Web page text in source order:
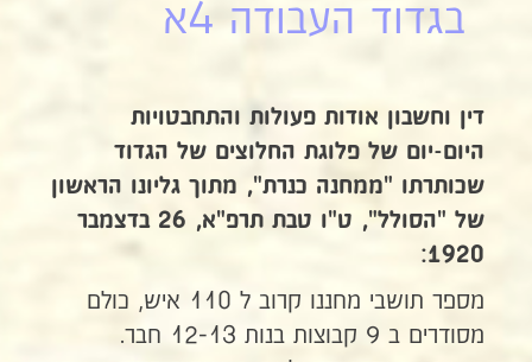
בגדוד העבודה 4א
דין וחשבון אודות פעולות והתחבטויות
היום-יום של פלוגת החלוצים של הגדוד
שכותרתו "ממחנה כנרת", מתוך גליונו הראשון
של "הסולל", ט"ו טבת תרפ"א, 26 בדצמבר
1920:
מספר תושבי מחננו קרוב ל 110 איש, כולם
מסודרים ב 9 קבוצות בנות 12-13 חבר.